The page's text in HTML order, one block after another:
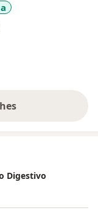
Digestivo